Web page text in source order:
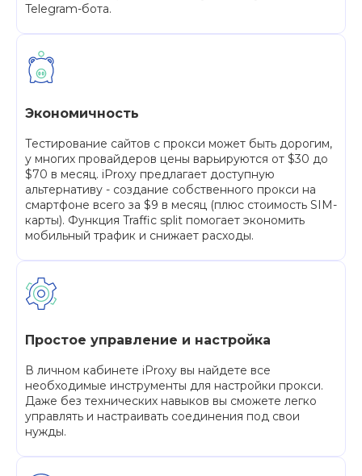
Telegram-бота.
Экономичность
Тестирование сайтов с прокси может быть дорогим,
у многих провайдеров цены варьируются от $30 до
$70 в месяц. iProxy предлагает доступную
альтернативу - создание собственного прокси на
смартфоне всего за $9 в месяц (плюс стоимость SIM-
карты). Функция Traffic split помогает экономить
мобильный трафик и снижает расходы.
Простое управление и настройка
В личном кабинете iProxy вы найдете все
необходимые инструменты для настройки прокси.
Даже без технических навыков вы сможете легко
управлять и настраивать соединения под свои
нужды.